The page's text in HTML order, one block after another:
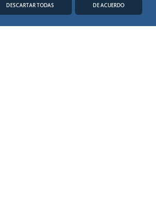
DESCARTAR TODAS DE ACUERDO